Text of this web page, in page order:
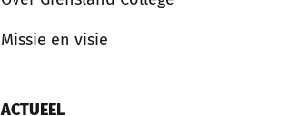
Missie en visie
ACTUEEL